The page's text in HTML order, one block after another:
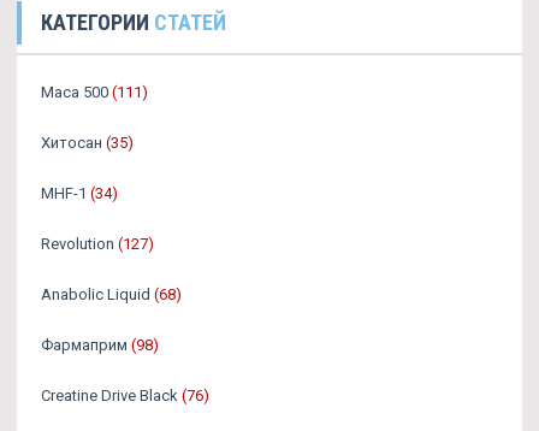
КАТЕГОРИИ СТАТЕЙ
Maca 500 (111)
Хитосан (35)
MHF-1 (34)
Revolution (127)
Anabolic Liquid (68)
Фармаприм (98)
Creatine Drive Black (76)